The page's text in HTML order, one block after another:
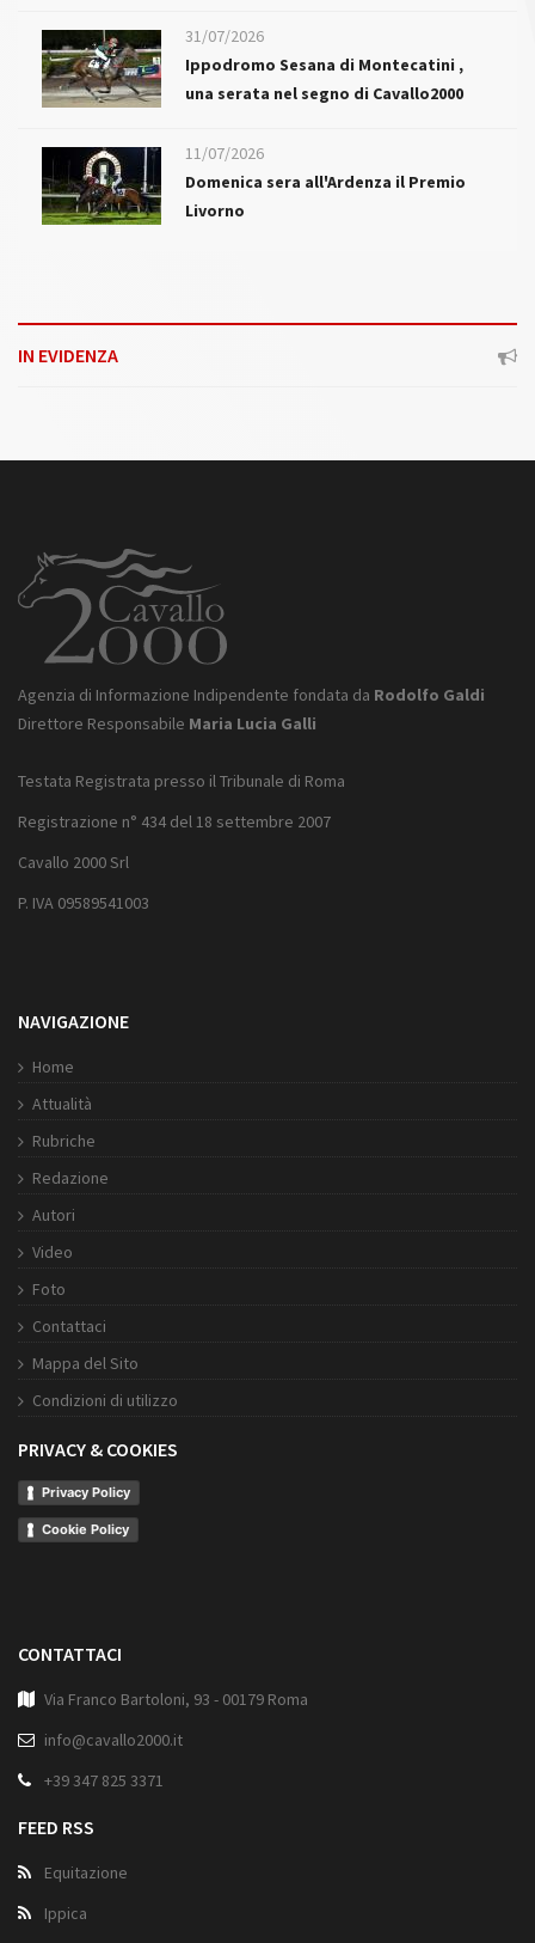
31/07/2026
Ippodromo Sesana di Montecatini ,
una serata nel segno di Cavallo2000
11/07/2026
Domenica sera all'Ardenza il Premio
Livorno
IN EVIDENZA
Agenzia di Informazione Indipendente fondata da Rodolfo Galdi
Direttore Responsabile Maria Lucia Galli
Testata Registrata presso il Tribunale di Roma
Registrazione n° 434 del 18 settembre 2007
Cavallo 2000 Srl
P. IVA 09589541003
NAVIGAZIONE
Home
Attualità
Rubriche
Redazione
Autori
Video
Foto
Contattaci
Mappa del Sito
Condizioni di utilizzo
PRIVACY & COOKIES
Privacy Policy
Cookie Policy
CONTATTACI
Via Franco Bartoloni, 93 - 00179 Roma
info@cavallo2000.it
+39 347 825 3371
FEED RSS
Equitazione
Ippica